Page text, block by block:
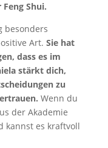
Shui.
besonders
Art. Sie hat
dass es im
stärkt dich,
zu
Wenn du
der Akademie
kannst es kraftvoll